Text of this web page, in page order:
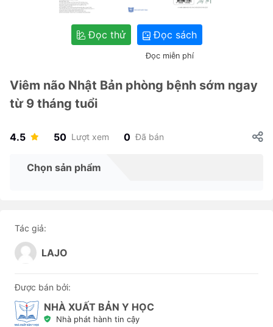
Đọc thử Đọc sách
Đọc miễn phí
Viêm não Nhật Bản phòng bệnh sớm ngay
từ 9 tháng tuổi
4.5 50 Lượt xem 0 Đã bán
Chọn sản phẩm
Tác giả:
LAJO
Được bán bởi:
NHÀ XUẤT BẢN Y HỌC
Nhà phát hành tin cậy